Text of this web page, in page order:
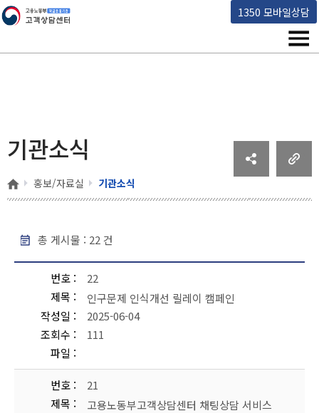
1350 모바일상담
고용노동부 책임운영기관 고객상담센터
메
기관소식
홈 홍보/자료실 기관소식
총 게시물 : 22 건
번호
22
제목
인구문제 인식개선 릴레이 캠페인
작성일
2025-06-04
조회수
111
파일
번호
21
제목
고용노동부고객상담센터 채팅상담 서비스